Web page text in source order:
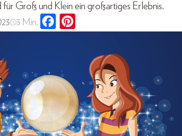
Groß und Klein ein großartiges Erlebnis.
3 Min.